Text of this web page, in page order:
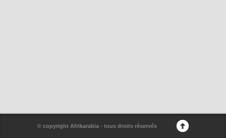
© copyright Afrikarabia - tous droits réservés